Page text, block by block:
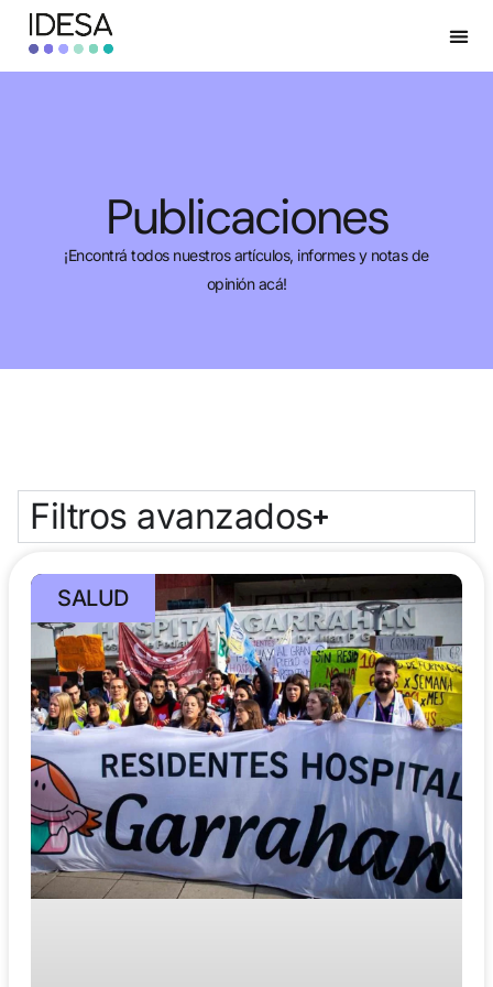
Publicaciones
¡Encontrá todos nuestros artículos, informes y notas de
opinión acá!
Filtros avanzados
SALUD